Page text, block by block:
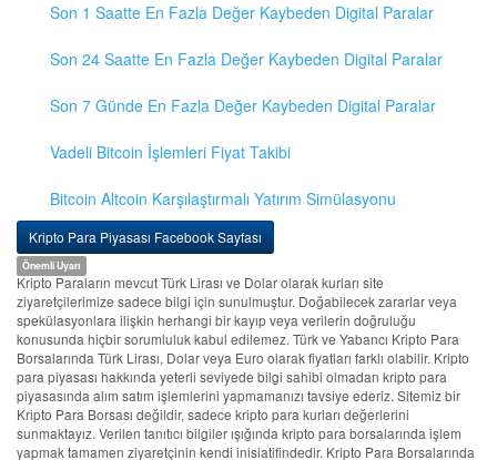
Son 1 Saatte En Fazla Değer Kaybeden Digital Paralar
Son 24 Saatte En Fazla Değer Kaybeden Digital Paralar
Son 7 Günde En Fazla Değer Kaybeden Digital Paralar
Vadeli Bitcoin İşlemleri Fiyat Takibi
Bitcoin Altcoin Karşılaştırmalı Yatırım Simülasyonu
Kripto Para Piyasası Facebook Sayfası
Önemli Uyarı
Kripto Paraların mevcut Türk Lirası ve Dolar olarak kurları site
ziyaretçilerimize sadece bilgi için sunulmuştur. Doğabilecek zararlar veya
spekülasyonlara ilişkin herhangi bir kayıp veya verilerin doğruluğu
konusunda hiçbir sorumluluk kabul edilemez. Türk ve Yabancı Kripto Para
Borsalarında Türk Lirası, Dolar veya Euro olarak fiyatları farklı olabilir. Kripto
para piyasası hakkında yeterli seviyede bilgi sahibi olmadan kripto para
piyasasında alım satım işlemlerini yapmamanızı tavsiye ederiz. Sitemiz bir
Kripto Para Borsası değildir, sadece kripto para kurları değerlerini
sunmaktayız. Verilen tanıtıcı bilgiler ışığında kripto para borsalarında işlem
yapmak tamamen ziyaretçinin kendi inisiatifindedir. Kripto Para Borsalarında